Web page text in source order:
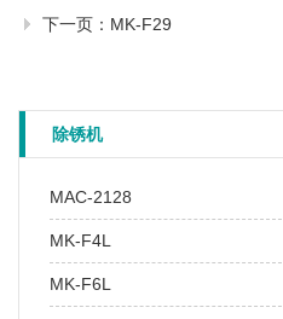
下一页： MK-F29
除锈机
MAC-2128
MK-F4L
MK-F6L